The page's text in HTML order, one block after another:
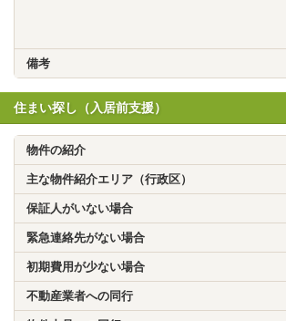
備考
住まい探し（入居前支援）
物件の紹介
主な物件紹介エリア（行政区）
保証人がいない場合
緊急連絡先がない場合
初期費用が少ない場合
不動産業者への同行